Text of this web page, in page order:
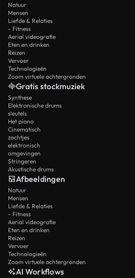
Natuur
Mensen
Liefde & Relaties
- Fitness
Aerial videografie
Eten en drinken
Reizen
Vervoer
Technologieën
Zoom virtuele achtergronden
Gratis stockmuziek
Synthese
Elektronische drums
sleutels
Het piano
Cinematisch
zachtjes
elektronisch
omgevingen
Stringeren
Akustische drums
Afbeeldingen
Natuur
Mensen
Liefde & Relaties
- Fitness
Aerial videografie
Eten en drinken
Reizen
Vervoer
Technologieën
Zoom virtuele achtergronden
AI Workflows